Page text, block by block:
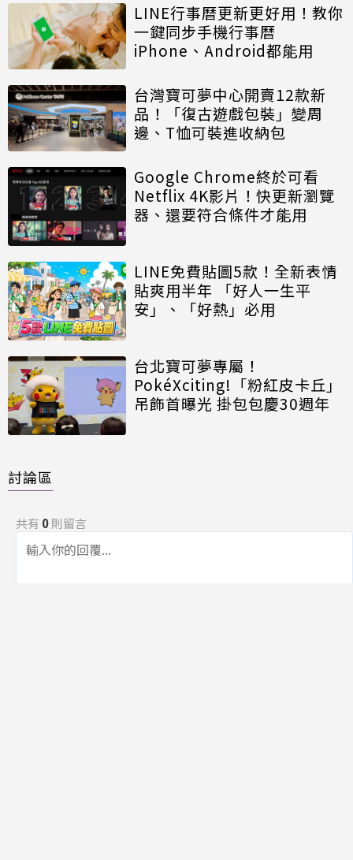
LINE行事曆更新更好用！教你
一鍵同步手機行事曆
iPhone、Android都能用
台灣寶可夢中心開賣12款新
品！「復古遊戲包裝」變周
邊、T恤可裝進收納包
Google Chrome終於可看
Netflix 4K影片！快更新瀏覽
器、還要符合條件才能用
LINE免費貼圖5款！全新表情
貼爽用半年 「好人一生平
安」、「好熱」必用
台北寶可夢專屬！
PokéXciting!「粉紅皮卡丘」
吊飾首曝光 掛包包慶30週年
討論區
共有 0則留言